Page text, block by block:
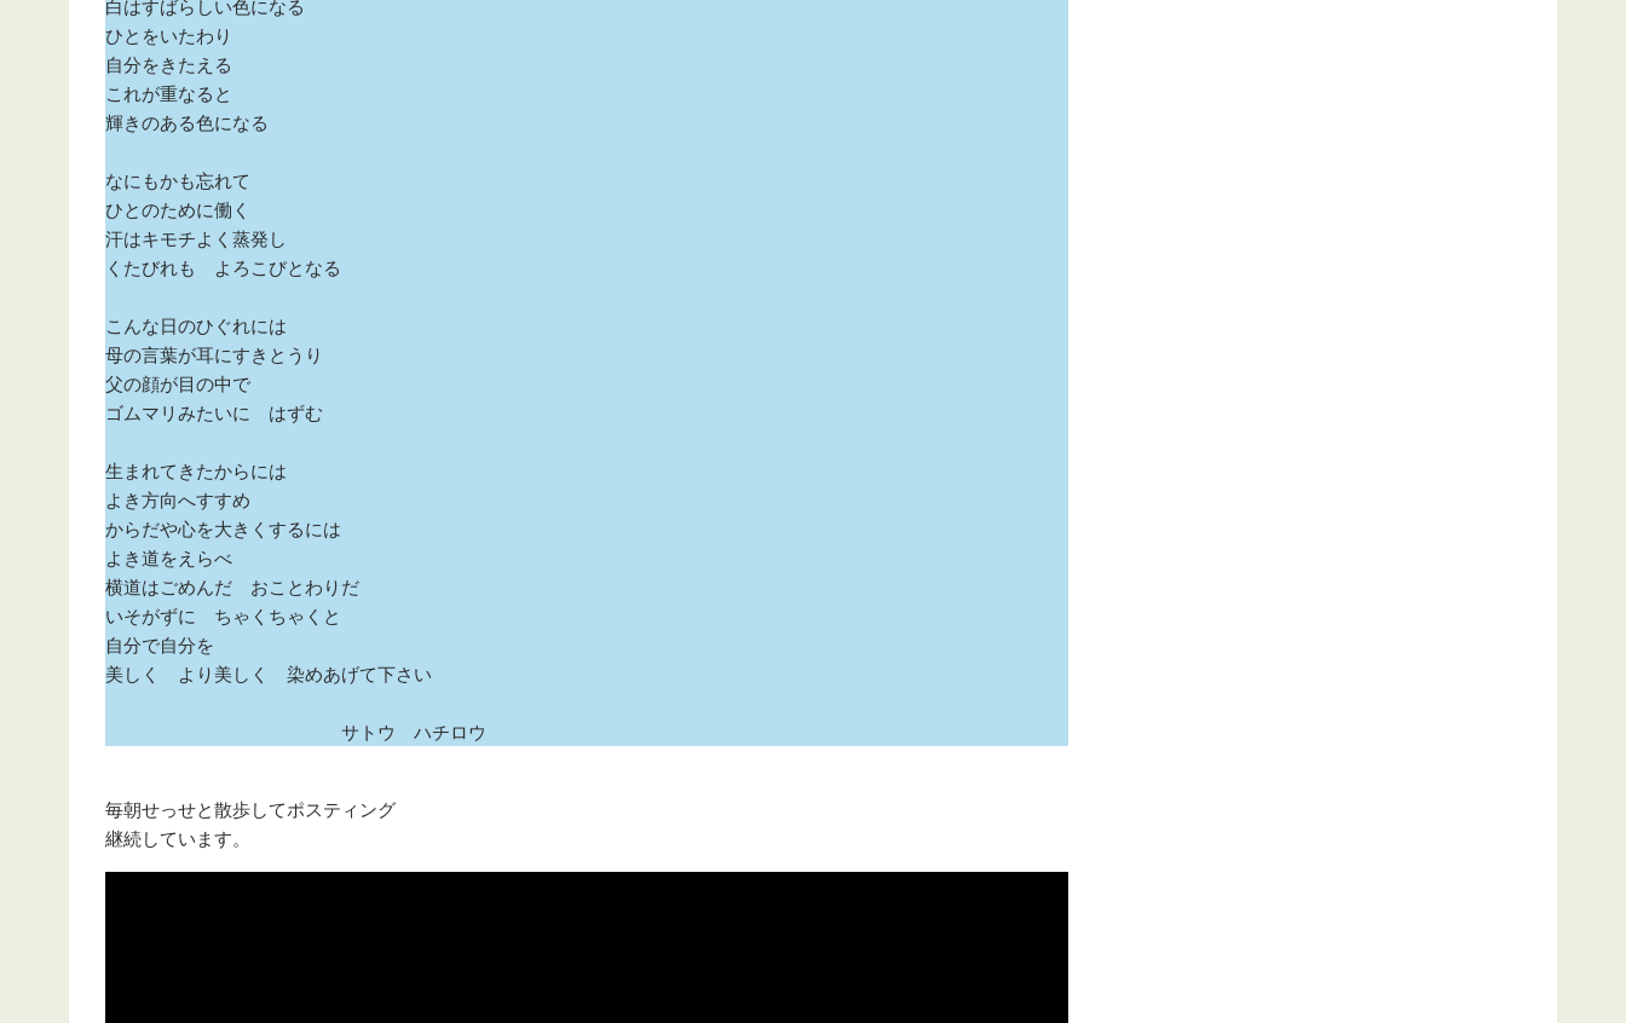
白はすばらしい色になる
ひとをいたわり
自分をきたえる
これが重なると
輝きのある色になる
なにもかも忘れて
ひとのために働く
汗はキモチよく蒸発し
くたびれも よろこびとなる
こんな日のひぐれには
母の言葉が耳にすきとうり
父の顔が目の中で
ゴムマリみたいに はずむ
生まれてきたからには
よき方向へすすめ
からだや心を大きくするには
よき道をえらべ
横道はごめんだ おことわりだ
いそがずに ちゃくちゃくと
自分で自分を
美しく より美しく 染めあげて下さい
サトウ ハチロウ
毎朝せっせと散歩してポスティング
継続しています。